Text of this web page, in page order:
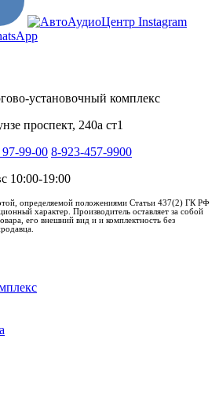
установочный комплекс
проспект, 240а ст1
99-00 8-923-457-9900
10:00-19:00
определяемой положениями Статьи 437(2) ГК РФ
характер. Производитель оставляет за собой
его внешний вид и и комплектность без